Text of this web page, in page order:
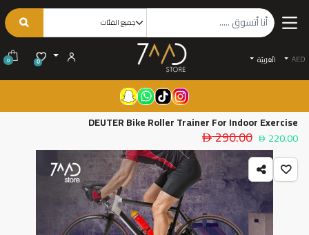
AED الْعَرَبيّة 0
0
DEUTER Bike Roller Trainer For Indoor Exercise
220.00
290.00